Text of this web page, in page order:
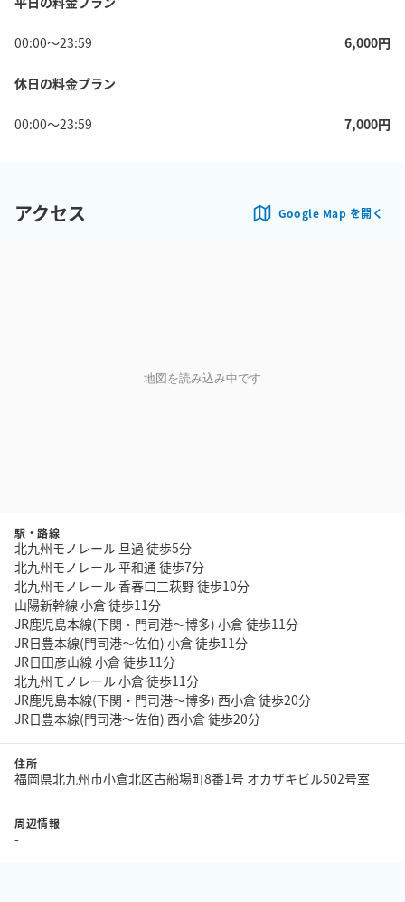
00:00〜23:59 6,000円
休日の料金プラン
00:00〜23:59 7,000円
アクセス Google Map を開く
地図を読み込み中です
駅・路線
北九州モノレール 旦過 徒歩5分
北九州モノレール 平和通 徒歩7分
北九州モノレール 香春口三萩野 徒歩10分
山陽新幹線 小倉 徒歩11分
JR鹿児島本線(下関・門司港～博多) 小倉 徒歩11分
JR日豊本線(門司港～佐伯) 小倉 徒歩11分
JR日田彦山線 小倉 徒歩11分
北九州モノレール 小倉 徒歩11分
JR鹿児島本線(下関・門司港～博多) 西小倉 徒歩20分
JR日豊本線(門司港～佐伯) 西小倉 徒歩20分
住所
福岡県北九州市小倉北区古船場町8番1号 オカザキビル502号室
周辺情報
-